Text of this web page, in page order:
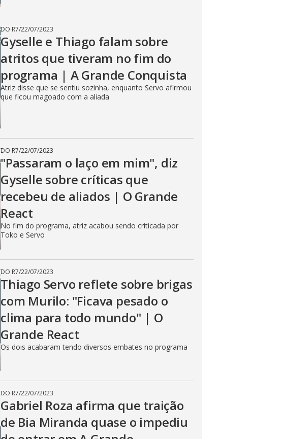
DO R7/22/07/2023
Gyselle e Thiago falam sobre
atritos que tiveram no fim do
programa | A Grande Conquista
Atriz disse que se sentiu sozinha, enquanto Servo afirmou
que ficou magoado com a aliada
DO R7/22/07/2023
"Passaram o laço em mim", diz
Gyselle sobre críticas que
recebeu de aliados | O Grande
React
No fim do programa, atriz acabou sendo criticada por
Toko e Servo
DO R7/22/07/2023
Thiago Servo reflete sobre brigas
com Murilo: "Ficava pesado o
clima para todo mundo" | O
Grande React
Os dois acabaram tendo diversos embates no programa
DO R7/22/07/2023
Gabriel Roza afirma que traição
de Bia Miranda quase o impediu